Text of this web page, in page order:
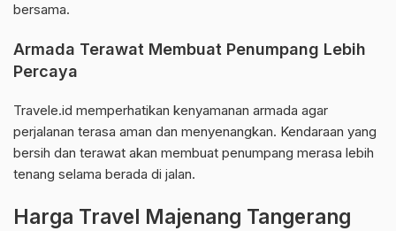
bersama.
Armada Terawat Membuat Penumpang Lebih
Percaya
Travele.id memperhatikan kenyamanan armada agar
perjalanan terasa aman dan menyenangkan. Kendaraan yang
bersih dan terawat akan membuat penumpang merasa lebih
tenang selama berada di jalan.
Harga Travel Majenang Tangerang